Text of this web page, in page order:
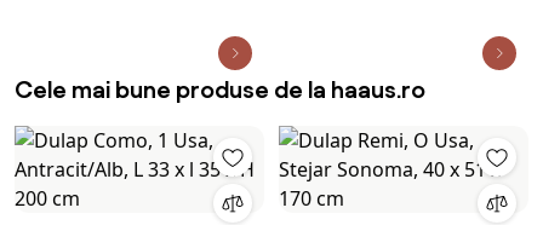
Cele mai bune produse de la haaus.ro